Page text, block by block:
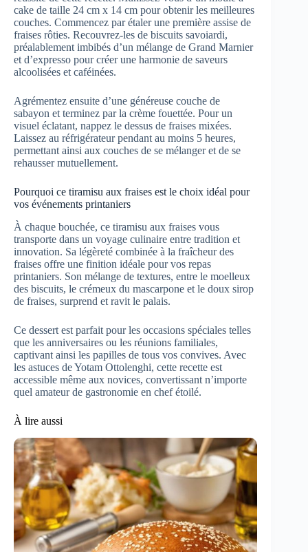
cake de taille 24 cm x 14 cm pour obtenir les meilleures
couches. Commencez par étaler une première assise de
fraises rôties. Recouvrez-les de biscuits savoiardi,
préalablement imbibés d’un mélange de Grand Marnier
et d’expresso pour créer une harmonie de saveurs
alcoolisées et caféinées.
Agrémentez ensuite d’une généreuse couche de
sabayon et terminez par la crème fouettée. Pour un
visuel éclatant, nappez le dessus de fraises mixées.
Laissez au réfrigérateur pendant au moins 5 heures,
permettant ainsi aux couches de se mélanger et de se
rehausser mutuellement.
Pourquoi ce tiramisu aux fraises est le choix idéal pour
vos événements printaniers
À chaque bouchée, ce tiramisu aux fraises vous
transporte dans un voyage culinaire entre tradition et
innovation. Sa légèreté combinée à la fraîcheur des
fraises offre une finition idéale pour vos repas
printaniers. Son mélange de textures, entre le moelleux
des biscuits, le crémeux du mascarpone et le doux sirop
de fraises, surprend et ravit le palais.
Ce dessert est parfait pour les occasions spéciales telles
que les anniversaires ou les réunions familiales,
captivant ainsi les papilles de tous vos convives. Avec
les astuces de Yotam Ottolenghi, cette recette est
accessible même aux novices, convertissant n’importe
quel amateur de gastronomie en chef étoilé.
À lire aussi